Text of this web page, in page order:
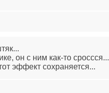
он с ним как-то сроссся...
эффект сохраняется...